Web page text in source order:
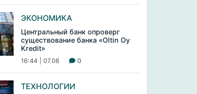
ЭКОНОМИКА
Центральный банк опроверг
существование банка «Oltin Oy
Kredit»
16:44 | 07.08 0
ТЕХНОЛОГИИ